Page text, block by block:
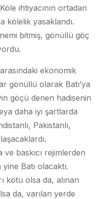
ihtiyacının ortadan
kölelik yasaklandı.
bitmiş, gönüllü göç
ekonomik
gönüllü olarak Batı’ya
göçü denen hadisenin
daha iyi şartlarda
Pakistanlı,
baskıcı rejimlerden
yine Batı olacaktı.
kötü olsa da, alınan
da, varılan yerde